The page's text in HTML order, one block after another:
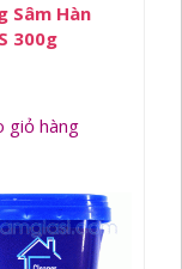
Sâm Hàn
300g
giỏ hàng